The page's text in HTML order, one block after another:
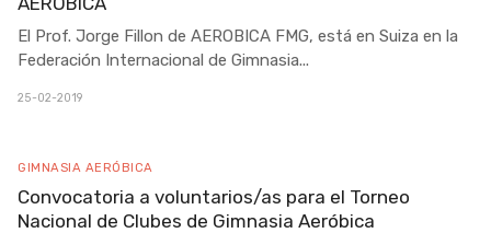
El Prof. Jorge Fillon de AEROBICA FMG, está en Suiza en la
Federación Internacional de Gimnasia...
25-02-2019
GIMNASIA AERÓBICA
Convocatoria a voluntarios/as para el Torneo
Nacional de Clubes de Gimnasia Aeróbica